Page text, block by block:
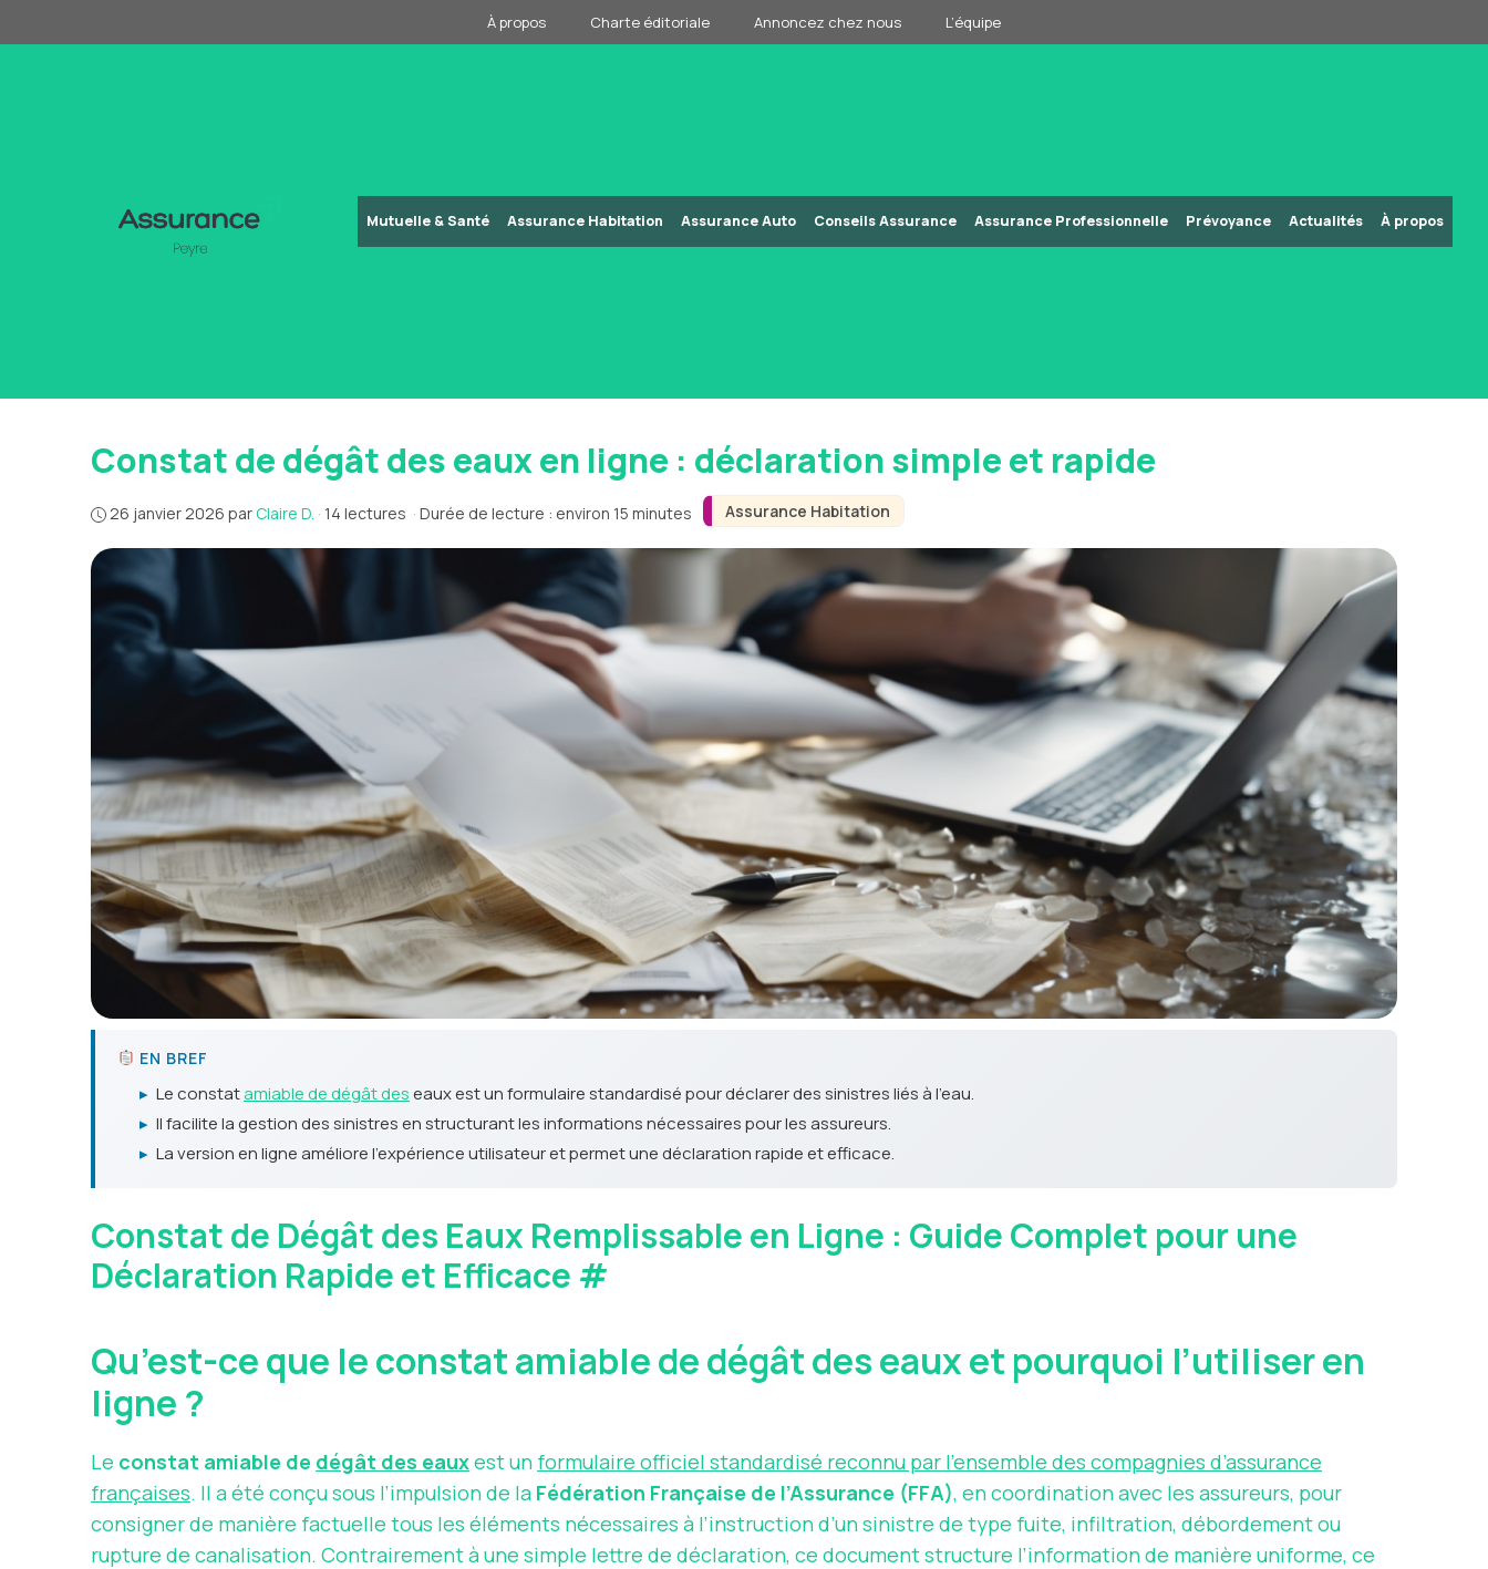
au
À propos Charte éditoriale Annoncez chez nous L’équipe
Mutuelle & Santé Assurance Habitation Assurance Auto Conseils Assurance Assurance Professionnelle Prévoyance Actualités À propos
Assurance Habitation
Constat de dégât des eaux en ligne : déclaration simple et rapide
26 janvier 2026 par Claire D. · 14 lectures · Durée de lecture : environ 15 minutes
EN BREF
▸ Le constatamiable de dégât deseaux est un formulaire standardisé pour déclarer des sinistres liés à l'eau.
▸ Il facilite la gestion des sinistres en structurant les informations nécessaires pour les assureurs.
▸ La version en ligne améliore l'expérience utilisateur et permet une déclaration rapide et efficace.
Constat de Dégât des Eaux Remplissable en Ligne : Guide Complet pour une
Déclaration Rapide et Efficace #
Qu’est-ce que le constat amiable de dégât des eaux et pourquoi l’utiliser en
ligne ?
Le constat amiable de dégât des eauxest un formulaire officiel standardisé reconnu par l’ensemble des compagnies d’assurance
françaises. Il a été conçu sous l’impulsion de la Fédération Française de l’Assurance (FFA), en coordination avec les assureurs, pour
consigner de manière factuelle tous les éléments nécessaires à l’instruction d’un sinistre de type fuite, infiltration, débordement ou
rupture de canalisation. Contrairement à une simple lettre de déclaration, ce document structure l’information de manière uniforme, ce